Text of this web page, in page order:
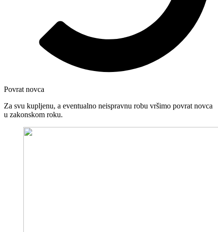
Povrat novca
Za svu kupljenu, a eventualno neispravnu robu vršimo povrat novca
u zakonskom roku.